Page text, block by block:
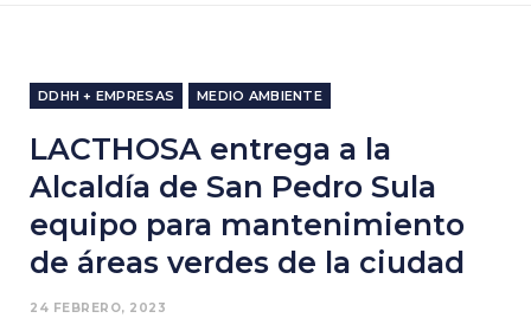
DDHH + EMPRESAS MEDIO AMBIENTE
LACTHOSA entrega a la
Alcaldía de San Pedro Sula
equipo para mantenimiento
de áreas verdes de la ciudad
24 FEBRERO, 2023